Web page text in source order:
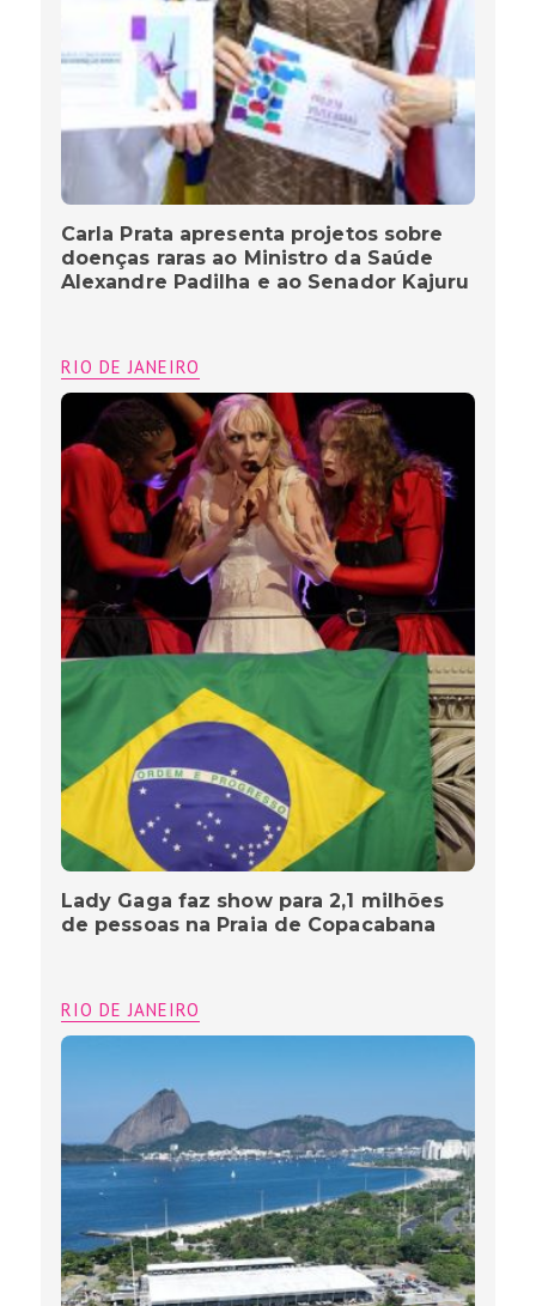
Carla Prata apresenta projetos sobre
doenças raras ao Ministro da Saúde
Alexandre Padilha e ao Senador Kajuru
RIO DE JANEIRO
Lady Gaga faz show para 2,1 milhões
de pessoas na Praia de Copacabana
RIO DE JANEIRO